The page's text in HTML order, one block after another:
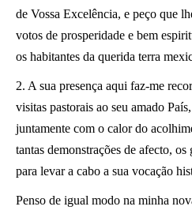
de Vossa Excelência, e peço que
votos de prosperidade e bem
os habitantes da querida terra
2. A sua presença aqui faz-me
visitas pastorais ao seu amado
juntamente com o calor do
tantas demonstrações de afecto,
para levar a cabo a sua vocação
Penso de igual modo na minha